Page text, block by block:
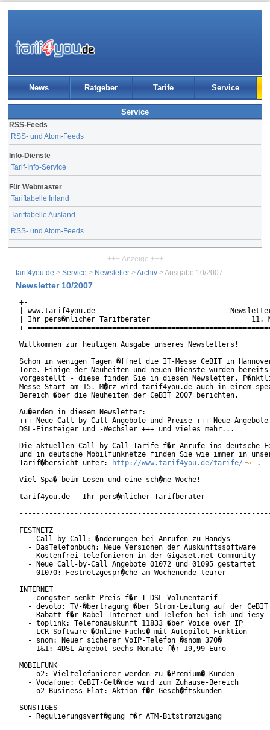
News Ratgeber Tarife Service
Service
RSS-Feeds
RSS- und Atom-Feeds
Info-Dienste
Tarif-Info-Service
Für Webmaster
Tariftabelle Inland
Tariftabelle Ausland
RSS- und Atom-Feeds
+++ Anzeige +++
tarif4you.de > Service > Newsletter >Archiv > Ausgabe 10/2007
Newsletter 10/2007
+-
| www.tarif4you.de                                Newsletter
| Ihr pers�nlicher Tarifberater                        11.
+-
Willkommen zur heutigen Ausgabe unseres Newsletters!
Schon in wenigen Tagen �ffnet die IT-Messe CeBIT in
Tore. Einige der Neuheiten und neuen Dienste wurden
vorgestellt - diese finden Sie in diesem Newsletter.
Messe-Start am 15. M�rz wird tarif4you.de auch in einem
Bereich �ber die Neuheiten der CeBIT 2007 berichten.
Au�erdem in diesem Newsletter:
+++ Neue Call-by-Call Angebote und Preise +++ Neue
DSL-Einsteiger und -Wechsler +++ und vieles mehr...
Die aktuellen Call-by-Call Tarife f�r Anrufe ins deutsche
und in deutsche Mobilfunknetze finden Sie wie immer in
Tarif�bersicht unter:
http://www.tarif4you.de/tarife/
.
Viel Spa� beim Lesen und eine sch�ne Woche!
tarif4you.de - Ihr pers�nlicher Tarifberater
FESTNETZ
  - Call-by-Call: �nderungen bei Anrufen zu Handys
  - DasTelefonbuch: Neue Versionen der Auskunftssoftware
  - Kostenfrei telefonieren in der Gigaset.net-Community
  - Neue Call-by-Call Angebote 01072 und 01095 gestartet
  - 01070: Festnetzgespr�che am Wochenende teurer
INTERNET
  - congster senkt Preis f�r T-DSL Volumentarif
  - devolo: TV-�bertragung �ber Strom-Leitung auf der CeBIT
  - Rabatt f�r Kabel-Internet und Telefon bei ish und iesy
  - toplink: Telefonauskunft 11833 �ber Voice over IP
  - LCR-Software �Online Fuchs� mit Autopilot-Funktion
  - snom: Neuer sicherer VoIP-Telefon �snom 370�
  - 1&1: 4DSL-Angebot sechs Monate f�r 19,99 Euro
MOBILFUNK
  - o2: Vieltelefonierer werden zu �Premium�-Kunden
  - Vodafone: CeBIT-Gel�nde wird zum Zuhause-Bereich
  - o2 Business Flat: Aktion f�r Gesch�ftskunden
SONSTIGES
  - Regulierungsverf�gung f�r ATM-Bitstromzugang